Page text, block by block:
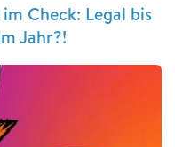
Check: Legal bis
Jahr?!